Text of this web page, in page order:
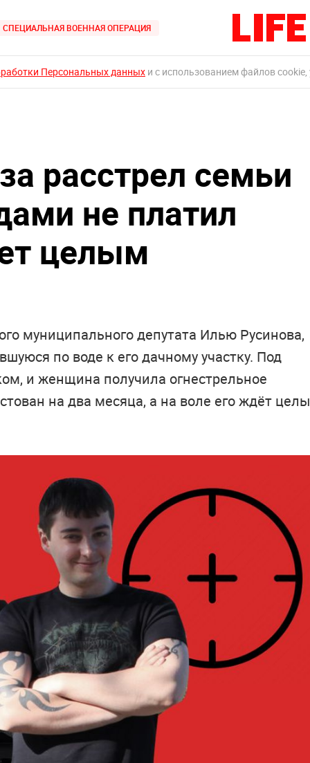
СПЕЦИАЛЬНАЯ ВОЕННАЯ ОПЕРАЦИЯ
Персональных данных и с использованием файлов
расстрел семьи
не платил
целым
муниципального депутата Илью Русинова,
по воде к его дачному участку. Под
и женщина получила огнестрельное
на два месяца, а на воле его ждёт